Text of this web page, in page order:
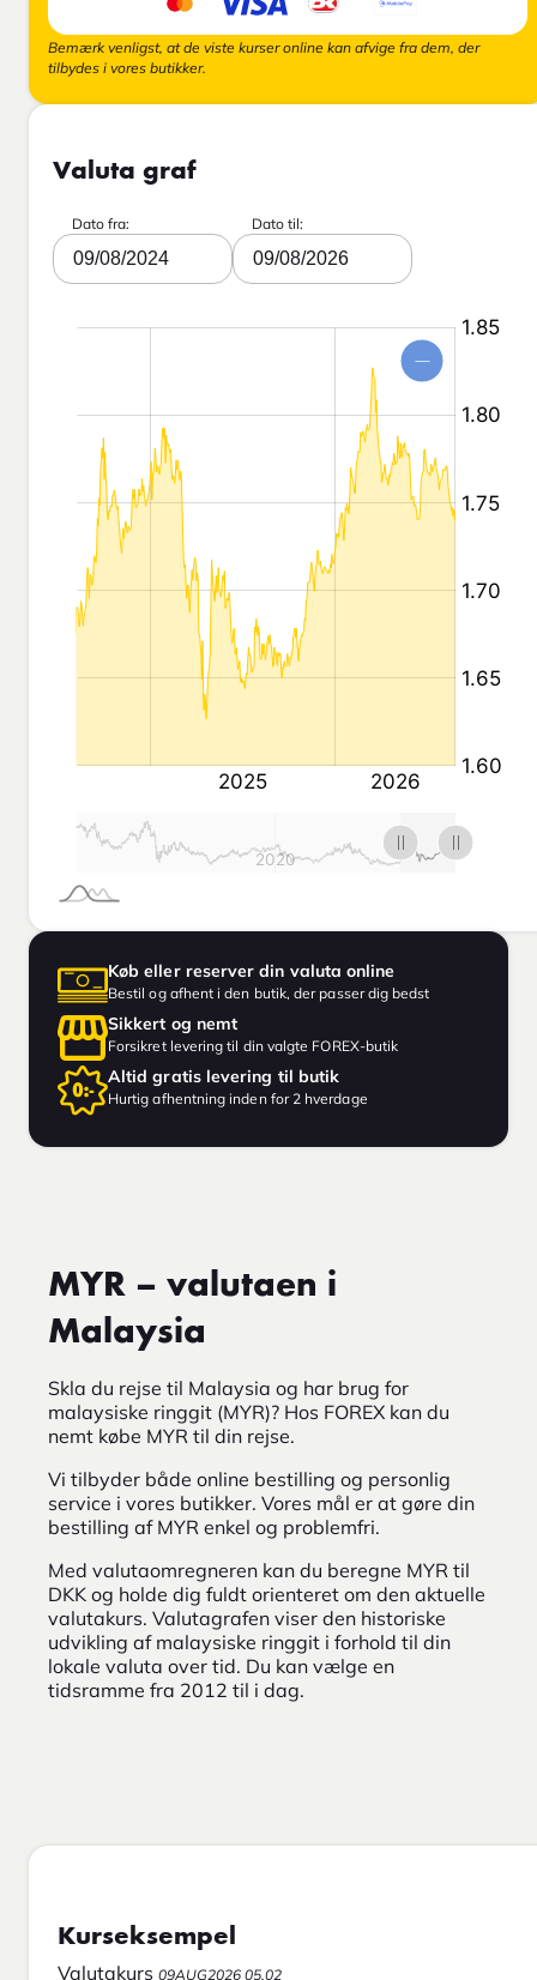
Bemærk venligst, at de viste kurser online kan afvige fra dem, der
tilbydes i vores butikker.
Valuta graf
Dato fra:
09/08/2024
Dato til:
09/08/2026
Køb eller reserver din valuta online
Bestil og afhent i den butik, der passer dig bedst
Sikkert og nemt
Forsikret levering til din valgte FOREX-butik
Altid gratis levering til butik
Hurtig afhentning inden for 2 hverdage
MYR – valutaen i
Malaysia
Skla du rejse til Malaysia og har brug for
malaysiske ringgit (MYR)? Hos FOREX kan du
nemt købe MYR til din rejse.
Vi tilbyder både online bestilling og personlig
service i vores butikker. Vores mål er at gøre din
bestilling af MYR enkel og problemfri.
Med valutaomregneren kan du beregne MYR til
DKK og holde dig fuldt orienteret om den aktuelle
valutakurs. Valutagrafen viser den historiske
udvikling af malaysiske ringgit i forhold til din
lokale valuta over tid. Du kan vælge en
tidsramme fra 2012 til i dag.
Kurseksempel
Valutakurs 09AUG2026 05.02